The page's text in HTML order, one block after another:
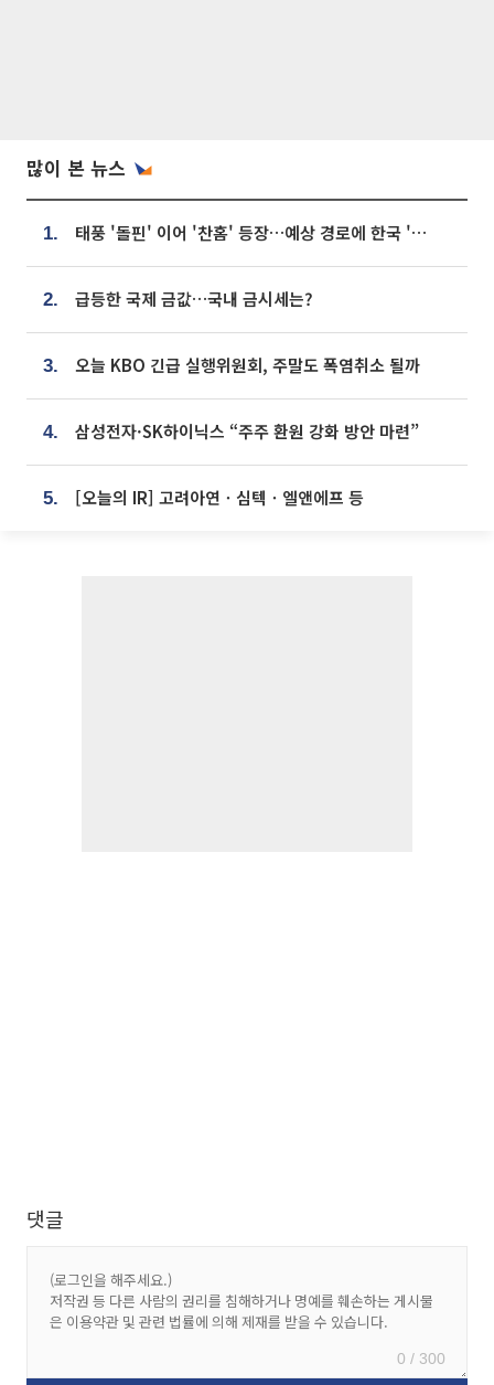
많이 본 뉴스
1. 태풍 '돌핀' 이어 '찬홈' 등장…예상 경로에 한국 '한숨'
2. 급등한 국제 금값…국내 금시세는?
3. 오늘 KBO 긴급 실행위원회, 주말도 폭염취소 될까
4. 삼성전자·SK하이닉스 “주주 환원 강화 방안 마련”
5. [오늘의 IR] 고려아연ㆍ심텍ㆍ엘앤에프 등
댓글
0 / 300